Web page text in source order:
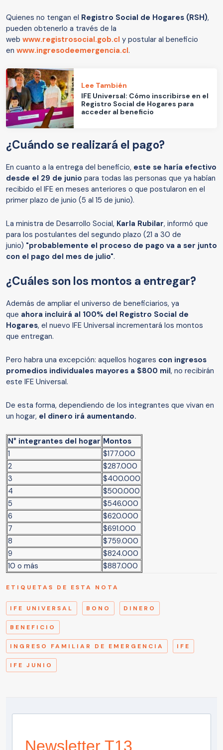
Quienes no tengan el Registro Social de Hogares (RSH),
pueden obtenerlo a través de la
web www.registrosocial.gob.cl y postular al beneficio
en www.ingresodeemergencia.cl.
Lee También
IFE Universal: Cómo inscribirse en el
Registro Social de Hogares para
acceder al beneficio
¿Cuándo se realizará el pago?
En cuanto a la entrega del beneficio, este se haría efectivo
desde el 29 de junio para todas las personas que ya habían
recibido el IFE en meses anteriores o que postularon en el
primer plazo de junio (5 al 15 de junio).
La ministra de Desarrollo Social, Karla Rubilar, informó que
para los postulantes del segundo plazo (21 a 30 de
junio) "probablemente el proceso de pago va a ser junto
con el pago del mes de julio".
¿Cuáles son los montos a entregar?
Además de ampliar el universo de beneficiarios, ya
que ahora incluirá al 100% del Registro Social de
Hogares, el nuevo IFE Universal incrementará los montos
que entregan.
Pero habra una excepción: aquellos hogares con ingresos
promedios individuales mayores a $800 mil, no recibirán
este IFE Universal.
De esta forma, dependiendo de los integrantes que vivan en
un hogar, el dinero irá aumentando.
N° integrantes del hogar Montos
1
$177.000
2
$287.000
3
$400.000
4
$500.000
5
$546.000
6
$620.000
7
$691.000
8
$759.000
9
$824.000
10 o más
$887.000
ETIQUETAS DE ESTA NOTA
IFE UNIVERSAL BONO DINERO
BENEFICIO
INGRESO FAMILIAR DE EMERGENCIA IFE
IFE JUNIO
Newsletter T13